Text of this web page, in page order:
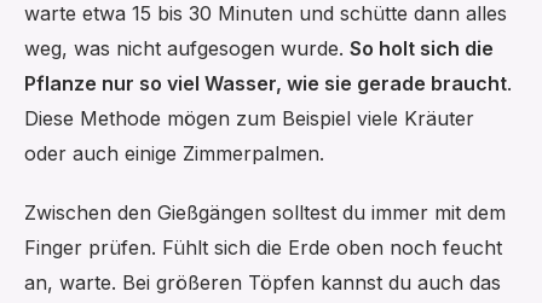
warte etwa 15 bis 30 Minuten und schütte dann alles
weg, was nicht aufgesogen wurde. So holt sich die
Pflanze nur so viel Wasser, wie sie gerade braucht.
Diese Methode mögen zum Beispiel viele Kräuter
oder auch einige Zimmerpalmen.
Zwischen den Gießgängen solltest du immer mit dem
Finger prüfen. Fühlt sich die Erde oben noch feucht
an, warte. Bei größeren Töpfen kannst du auch das